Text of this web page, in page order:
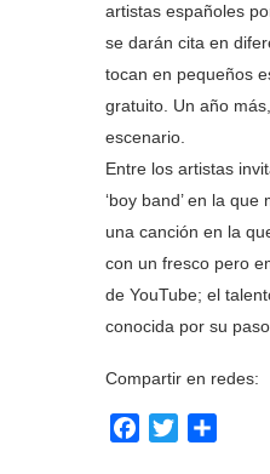
artistas españoles
se darán cita en
tocan en pequeños
gratuito. Un año
escenario.
Entre los artistas
‘boy band’ en la
una canción en la
con un fresco pero
de YouTube; el
conocida por su
Compartir en redes:
Facebook
Twitter